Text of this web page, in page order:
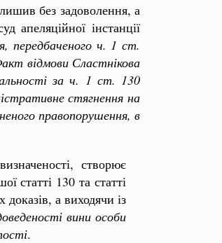
без задоволення, а
апеляційної інстанції
передбаченого ч. 1 ст.
відмови Сластнікова
за ч. 1 ст. 130
стягнення на
правопорушення, в
створює
статті 130 та статті
а виходячи із
вини особи
.